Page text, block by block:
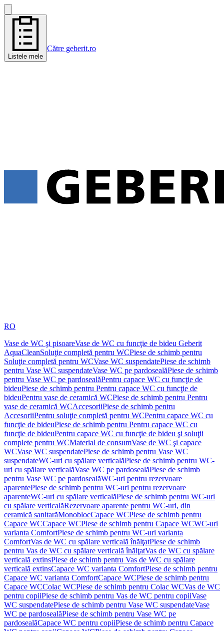
Listele mele
Către geberit.ro
RO
Vase de WC şi pisoareVase de WC cu funcţie de bideu Geberit
AquaCleanSoluţie completă pentru WCPiese de schimb pentru
Soluţie completă pentru WCVase WC suspendatePiese de schimb
pentru Vase WC suspendateVase WC pe pardosealăPiese de schimb
pentru Vase WC pe pardosealăPentru capace WC cu funcţie de
bideuPiese de schimb pentru Pentru capace WC cu funcţie de
bideuPentru vase de ceramică WCPiese de schimb pentru Pentru
vase de ceramică WCAccesoriiPiese de schimb pentru
AccesoriiPentru soluţie completă pentru WCPentru capace WC cu
funcţie de bideuPiese de schimb pentru Pentru capace WC cu
funcţie de bideuPentru capace WC cu funcţie de bideu şi soluţii
complete pentru WCMaterial de consumVase de WC şi capace
WCVase WC suspendatePiese de schimb pentru Vase WC
suspendateWC-uri cu spălare verticalăPiese de schimb pentru WC-
uri cu spălare verticalăVase WC pe pardosealăPiese de schimb
pentru Vase WC pe pardosealăWC-uri pentru rezervoare
aparentePiese de schimb pentru WC-uri pentru rezervoare
aparenteWC-uri cu spălare verticalăPiese de schimb pentru WC-uri
cu spălare verticalăRezervoare aparente pentru WC-uri, din
ceramică sanitarăMonoblocCapace WCPiese de schimb pentru
Capace WCCapace WCPiese de schimb pentru Capace WCWC-uri
varianta ComfortPiese de schimb pentru WC-uri varianta
ComfortVas de WC cu spălare verticală înălţatPiese de schimb
pentru Vas de WC cu spălare verticală înălţatVas de WC cu spălare
verticală extinsPiese de schimb pentru Vas de WC cu spălare
verticală extinsCapace WC varianta ComfortPiese de schimb pentru
Capace WC varianta ComfortCapace WCPiese de schimb pentru
Capace WCColac WCPiese de schimb pentru Colac WCVas de WC
pentru copiiPiese de schimb pentru Vas de WC pentru copiiVase
WC suspendatePiese de schimb pentru Vase WC suspendateVase
WC pe pardosealăPiese de schimb pentru Vase WC pe
pardosealăCapace WC pentru copiiPiese de schimb pentru Capace